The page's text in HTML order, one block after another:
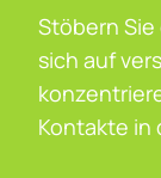
Stöbern
sich auf
Kontakte in